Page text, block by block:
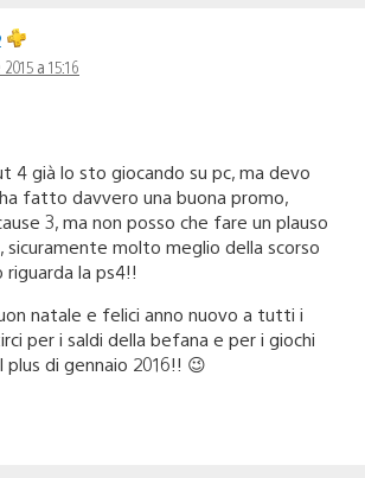
a 15:16
4 già lo sto giocando su pc, ma devo
fatto davvero una buona promo,
3, ma non posso che fare un plauso
molto meglio della scorso
la ps4!!
natale e felici anno nuovo a tutti i
per i saldi della befana e per i giochi
plus di gennaio 2016!! 😉